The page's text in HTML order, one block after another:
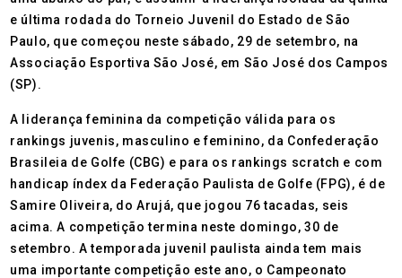
e última rodada do Torneio Juvenil do Estado de São
Paulo, que começou neste sábado, 29 de setembro, na
Associação Esportiva São José, em São José dos Campos
(SP).
A liderança feminina da competição válida para os
rankings juvenis, masculino e feminino, da Confederação
Brasileia de Golfe (CBG) e para os rankings scratch e com
handicap índex da Federação Paulista de Golfe (FPG), é de
Samire Oliveira, do Arujá, que jogou 76 tacadas, seis
acima. A competição termina neste domingo, 30 de
setembro. A temporada juvenil paulista ainda tem mais
uma importante competição este ano, o Campeonato